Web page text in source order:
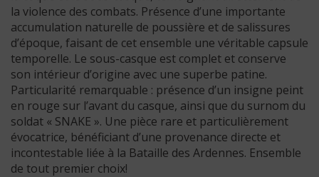
la violence des combats. Présence d’une importante
accumulation naturelle de poussière et de salissures
d’époque, faisant de cet ensemble une véritable capsule
temporelle. Le sous-casque est complet et conserve
son intérieur d’origine avec une superbe patine.
Particularité remarquable : présence d’un insigne peint
en rouge sur l’avant du casque, ainsi que du surnom du
soldat « SNAKE ». Une pièce rare et particulièrement
évocatrice, bénéficiant d’une provenance directe et
incontestable liée à la Bataille des Ardennes. Ensemble
de tout premier choix!